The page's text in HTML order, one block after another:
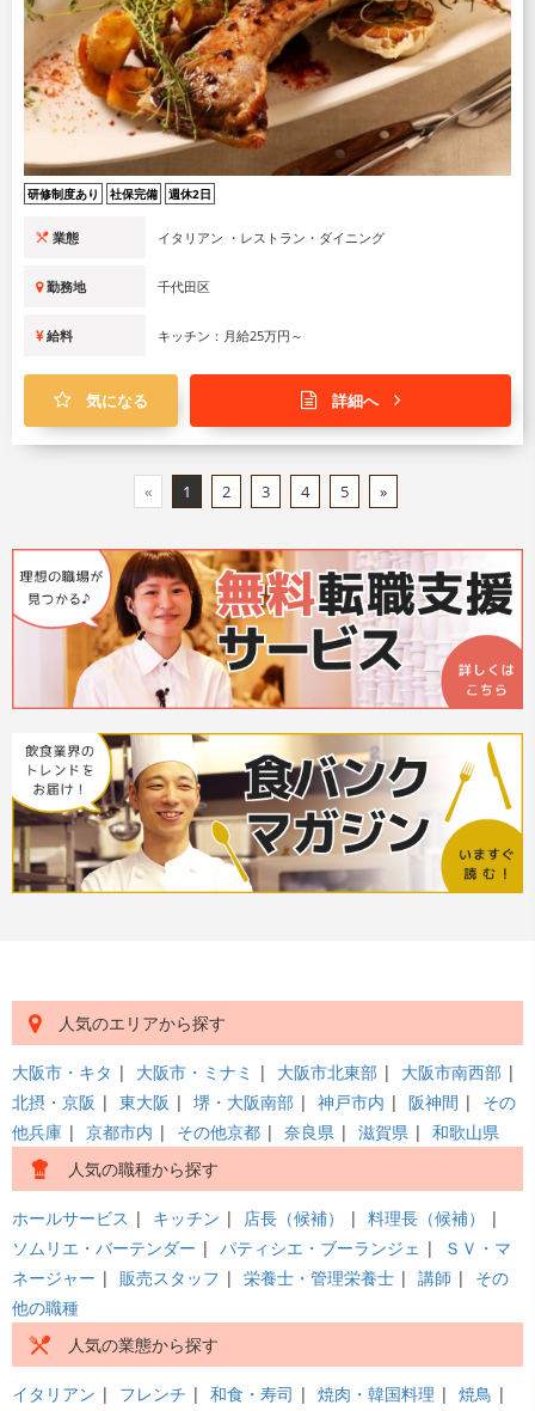
研修制度あり 社保完備 週休2日
業態 イタリアン ・レストラン・ダイニング
勤務地 千代田区
給料 キッチン：月給25万円～
気になる 詳細へ
« 1 2 3 4 5 »
人気のエリアから探す
大阪市・キタ | 大阪市・ミナミ | 大阪市北東部 | 大阪市南西部 |
北摂・京阪 | 東大阪 | 堺・大阪南部 | 神戸市内 | 阪神間 | その
他兵庫 | 京都市内 | その他京都 | 奈良県 | 滋賀県 | 和歌山県
人気の職種から探す
ホールサービス | キッチン | 店長（候補） | 料理長（候補）
|
ソムリエ・バーテンダー | パティシエ・ブーランジェ |
ＳＶ・マ
ネージャー | 販売スタッフ | 栄養士・管理栄養士 | 講師 | その
他の職種
人気の業態から探す
イタリアン | フレンチ | 和食・寿司 | 焼肉・韓国料理 | 焼鳥 |